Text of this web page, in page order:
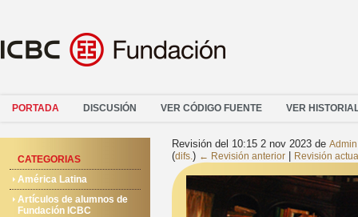
PORTADA DISCUSIÓN VER CÓDIGO FUENTE VER
CATEGORIAS
América Latina
Artículos de alumnos de
Fundación ICBC
Revisión del 10:15 2 nov 2023 de Admin
(difs.) ← Revisión anterior Revisión